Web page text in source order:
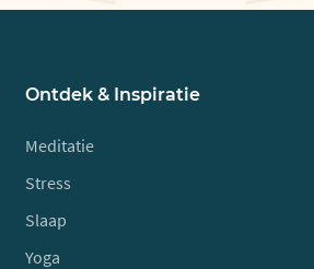
Ontdek & Inspiratie
Meditatie
Stress
Slaap
Yoga